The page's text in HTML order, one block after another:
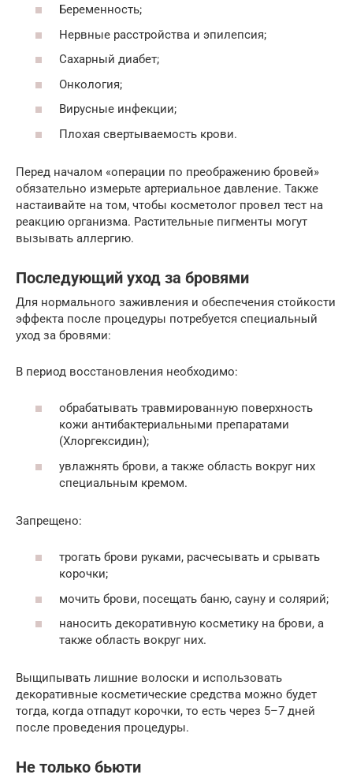
Беременность;
Нервные расстройства и эпилепсия;
Сахарный диабет;
Онкология;
Вирусные инфекции;
Плохая свертываемость крови.
Перед началом «операции по преображению бровей»
обязательно измерьте артериальное давление. Также
настаивайте на том, чтобы косметолог провел тест на
реакцию организма. Растительные пигменты могут
вызывать аллергию.
Последующий уход за бровями
Для нормального заживления и обеспечения стойкости
эффекта после процедуры потребуется специальный
уход за бровями:
В период восстановления необходимо:
обрабатывать травмированную поверхность
кожи антибактериальными препаратами
(Хлоргексидин);
увлажнять брови, а также область вокруг них
специальным кремом.
Запрещено:
трогать брови руками, расчесывать и срывать
корочки;
мочить брови, посещать баню, сауну и солярий;
наносить декоративную косметику на брови, а
также область вокруг них.
Выщипывать лишние волоски и использовать
декоративные косметические средства можно будет
тогда, когда отпадут корочки, то есть через 5–7 дней
после проведения процедуры.
Не только бьюти